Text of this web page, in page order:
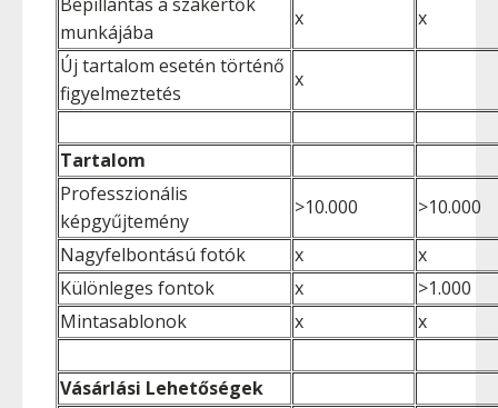
munkájába
x
x
Új tartalom esetén történő
figyelmeztetés
x
Tartalom
Professzionális
képgyűjtemény
>10.000
>10.000
Nagyfelbontású fotók
x
x
Különleges fontok
x
>1.000
Mintasablonok
x x
Vásárlási Lehetőségek